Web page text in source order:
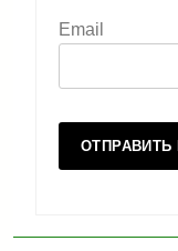
Email